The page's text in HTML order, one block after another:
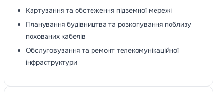
Картування та обстеження підземної мережі
Планування будівництва та розкопування поблизу
похованих кабелів
Обслуговування та ремонт телекомунікаційної
інфраструктури